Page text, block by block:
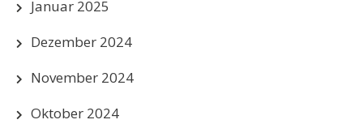
Januar 2025
Dezember 2024
November 2024
Oktober 2024